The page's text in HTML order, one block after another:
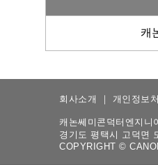
캐
회사소개 ｜ 개인정보
캐논쎄미콘덕터엔지니
경기도 평택시 고덕면
COPYRIGHT ©